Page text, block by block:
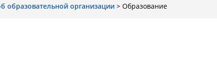
образовательной организации > Образование